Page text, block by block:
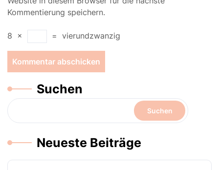
Kommentierung speichern.
8 × = vierundzwanzig
Suchen
Suchen
Neueste Beiträge